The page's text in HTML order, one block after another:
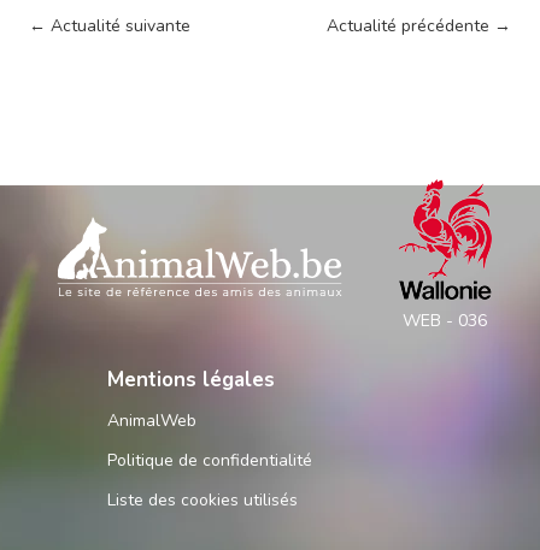
← Actualité suivante Actualité précédente →
WEB - 036
Mentions légales
AnimalWeb
Politique de confidentialité
Liste des cookies utilisés